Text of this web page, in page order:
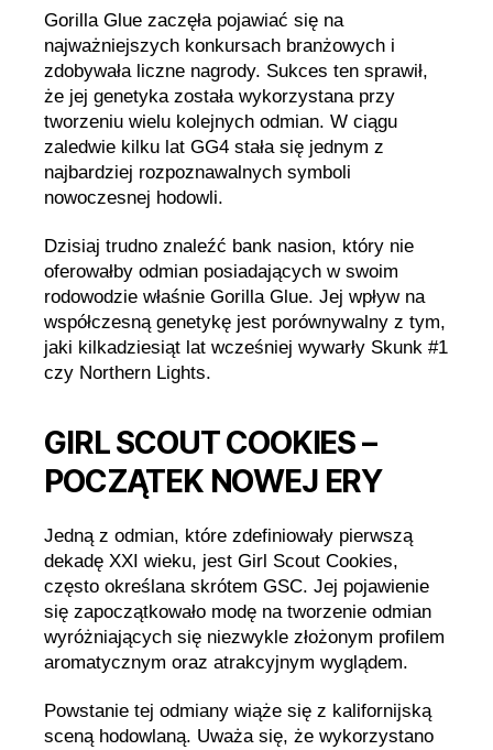
Gorilla Glue zaczęła pojawiać się na
najważniejszych konkursach branżowych i
zdobywała liczne nagrody. Sukces ten sprawił,
że jej genetyka została wykorzystana przy
tworzeniu wielu kolejnych odmian. W ciągu
zaledwie kilku lat GG4 stała się jednym z
najbardziej rozpoznawalnych symboli
nowoczesnej hodowli.
Dzisiaj trudno znaleźć bank nasion, który nie
oferowałby odmian posiadających w swoim
rodowodzie właśnie Gorilla Glue. Jej wpływ na
współczesną genetykę jest porównywalny z tym,
jaki kilkadziesiąt lat wcześniej wywarły Skunk #1
czy Northern Lights.
GIRL SCOUT COOKIES –
POCZĄTEK NOWEJ ERY
Jedną z odmian, które zdefiniowały pierwszą
dekadę XXI wieku, jest Girl Scout Cookies,
często określana skrótem GSC. Jej pojawienie
się zapoczątkowało modę na tworzenie odmian
wyróżniających się niezwykle złożonym profilem
aromatycznym oraz atrakcyjnym wyglądem.
Powstanie tej odmiany wiąże się z kalifornijską
sceną hodowlaną. Uważa się, że wykorzystano